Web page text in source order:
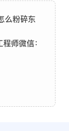
么粉碎东
师微信：